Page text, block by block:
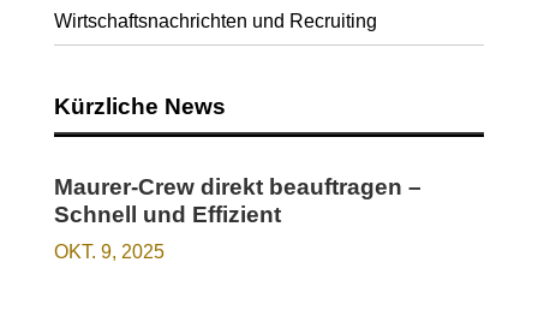
Wirtschaftsnachrichten und Recruiting
Kürzliche News
Maurer-Crew direkt beauftragen –
Schnell und Effizient
OKT. 9, 2025